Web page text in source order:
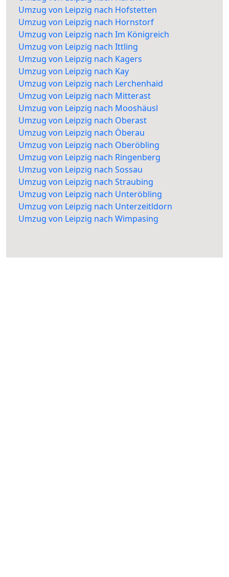
Umzug von Leipzig nach Hofstetten
Umzug von Leipzig nach Hornstorf
Umzug von Leipzig nach Im Königreich
Umzug von Leipzig nach Ittling
Umzug von Leipzig nach Kagers
Umzug von Leipzig nach Kay
Umzug von Leipzig nach Lerchenhaid
Umzug von Leipzig nach Mitterast
Umzug von Leipzig nach Mooshäusl
Umzug von Leipzig nach Oberast
Umzug von Leipzig nach Öberau
Umzug von Leipzig nach Oberöbling
Umzug von Leipzig nach Ringenberg
Umzug von Leipzig nach Sossau
Umzug von Leipzig nach Straubing
Umzug von Leipzig nach Unteröbling
Umzug von Leipzig nach Unterzeitldorn
Umzug von Leipzig nach Wimpasing